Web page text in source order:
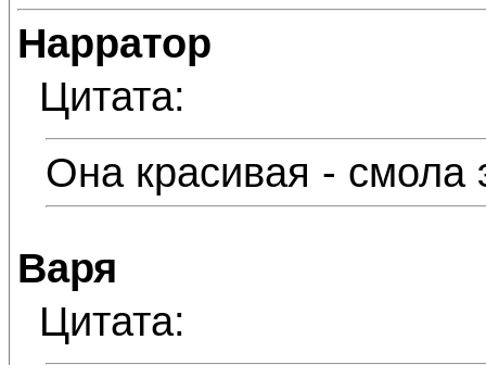
Нарратор
Цитата:
Она красивая - смола
Варя
Цитата: